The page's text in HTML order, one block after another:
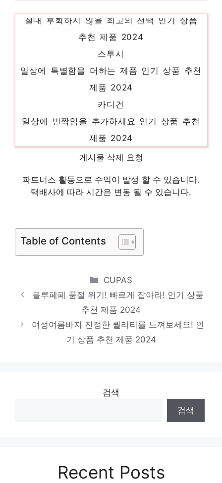
절대 후회하지 않을 최고의 선택 인기 상품
추천 제품 2024
스투시
일상에 특별함을 더하는 제품 인기 상품 추천
제품 2024
카디건
일상에 반짝임을 추가하세요 인기 상품 추천
제품 2024
카고팬츠
혜택 가득, 지금 바로 적용! 인기 상품 추천
제품 2024
산드로원피스
제품 2024
숲원피스
제품 2024
데코원피스
지금이 아니면 못 사요! 인기 상품 추천 제품
2024
게시물 삭제 요청
파트너스 활동으로 수익이 발생 할 수 있습니다.
택배사에 따라 시간은 변동 될 수 있습니다.
Table of Contents
Categories
CUPAS
블루페페 품절 위기! 빠르게 잡아라! 인기 상품
추천 제품 2024
여성여름바지 진정한 퀄리티를 느껴보세요! 인
기 상품 추천 제품 2024
검색
검색
Recent Posts